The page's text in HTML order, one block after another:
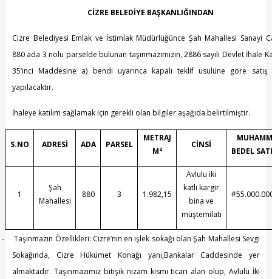
Şikayet Takip Formu
Başkan
Başkanın Özgeçmişi
Başkanın Mesajı
Başkanın Albümü
Başkana Mesaj
Tamamlanan Projeler
Devam Eden Projeler
Planlanan Projeler
CİZRE BELEDİYE BAŞKANLIĞINDAN
Cizre Belediyesi Emlak ve İstimlak Müdürlüğünce Şah Mahallesi Sanayi
880 ada 3 nolu parselde bulunan taşınmazımızın, 2886 sayılı Devlet İhale
35’inci Maddesine a) bendi uyarınca kapalı teklif usulüne göre satış
yapılacaktır.
İhaleye katılım sağlamak için gerekli olan bilgiler aşağıda belirtilmiştir.
S.NO ADRESİ ADA PARSEL
METRAJ
M²
CİNSİ
BEDEL
1
Şah
Mahallesi
880 3 1.982,15
Avlulu iki
katlı kargir
bina ve
müştemilatı
Taşınmazın Özellikleri: Cizre’nin en işlek sokağı olan Şah Mahallesi Sevgi
Sokağında, Cizre Hükümet Konağı yanı,Bankalar Caddesinde yer
almaktadır. Taşınmazımız bitişik nizam kısmı ticari alan olup, Avlulu İki